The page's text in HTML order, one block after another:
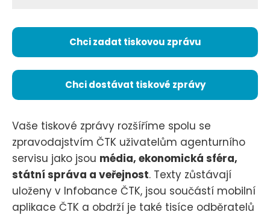
Chci zadat tiskovou zprávu
Chci dostávat tiskové zprávy
Vaše tiskové zprávy rozšíříme spolu se
zpravodajstvím ČTK uživatelům agenturního
servisu jako jsou média, ekonomická sféra,
státní správa a veřejnost. Texty zůstávají
uloženy v Infobance ČTK, jsou součástí mobilní
aplikace ČTK a obdrží je také tisíce odběratelů